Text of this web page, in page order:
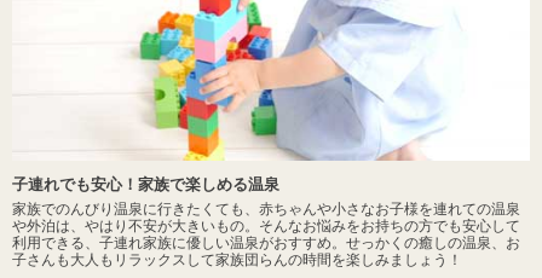
子連れでも安心！家族で楽しめる温泉
家族でのんびり温泉に行きたくても、赤ちゃんや小さなお子様を連れての温泉
や外泊は、やはり不安が大きいもの。そんなお悩みをお持ちの方でも安心して
利用できる、子連れ家族に優しい温泉がおすすめ。せっかくの癒しの温泉、お
子さんも大人もリラックスして家族団らんの時間を楽しみましょう！